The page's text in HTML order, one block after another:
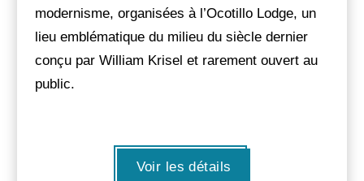
modernisme, organisées à l’Ocotillo Lodge, un
lieu emblématique du milieu du siècle dernier
conçu par William Krisel et rarement ouvert au
public.
Voir les détails